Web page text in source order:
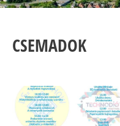
CSEMADOK